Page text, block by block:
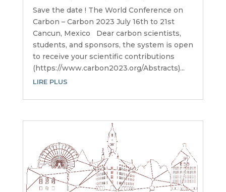
Save the date ! The World Conference on
Carbon – Carbon 2023 July 16th to 21st
Cancun, Mexico Dear carbon scientists,
students, and sponsors, the system is open
to receive your scientific contributions
(https://www.carbon2023.org/Abstracts)...
LIRE PLUS